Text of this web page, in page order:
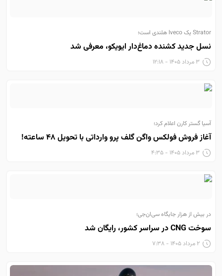
Strator یک Iveco هلندی است؛
نسل جدید کشنده دماغ‌دار ایویکو، معرفی شد
۳ مرداد ۱۴۰۵ - ۱۲:۱۸
آسیا گستر کارن اعلام کرد؛
آغاز فروش فولکس واگن گلف پرو وارداتی با تحویل ۴۸ ساعته!
۳ مرداد ۱۴۰۵ - ۴:۳۵
در بیش از هزار جایگاه سی‌ان‌جی؛
سوخت CNG در سراسر کشور، رایگان شد
۲ مرداد ۱۴۰۵ - ۷:۳۸